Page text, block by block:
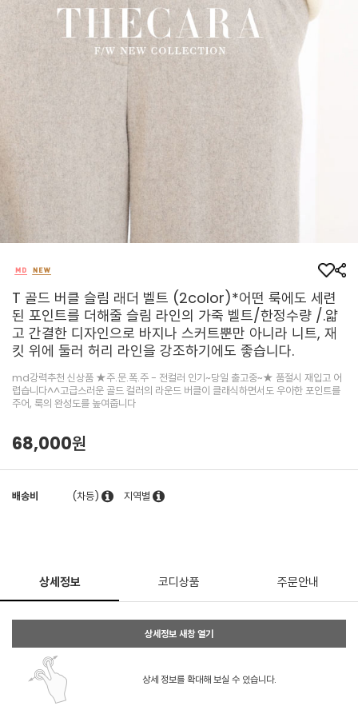
T 골드 버클 슬림 래더 벨트 (2color)*어떤 룩에도 세련
된 포인트를 더해줄 슬림 라인의 가죽 벨트/한정수량 /.얇
고 간결한 디자인으로 바지나 스커트뿐만 아니라 니트, 재
킷 위에 둘러 허리 라인을 강조하기에도 좋습니다.
md강력추천 신상품 ★주.문.폭.주 - 전컬러 인기~당일 출고중~★ 품절시 재입고 어
렵습니다^^고급스러운 골드 컬러의 라운드 버클이 클래식하면서도 우아한 포인트를
주어, 룩의 완성도를 높여줍니다
68,000원
배송비 (차등) 지역별
상세정보 코디상품 주문안내
상세정보 새창 열기
상세 정보를 확대해 보실 수 있습니다.